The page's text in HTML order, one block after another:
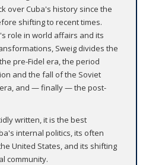
over Cuba's history since the
shifting to recent times.
role in world affairs and its
Sweig divides the
pre-Fidel era, the period
and the fall of the Soviet
and — finally — the post-
written, it is the best
internal politics, its often
United States, and its shifting
community.